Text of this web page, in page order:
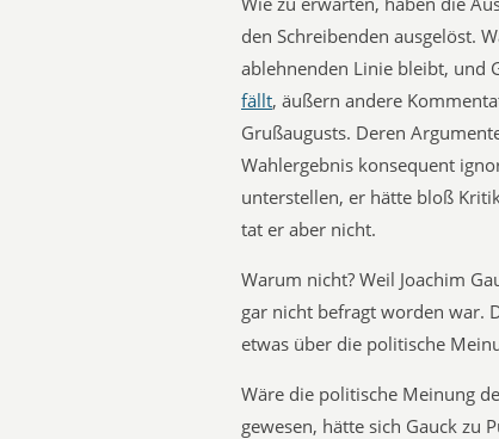
den Schreibenden ausgelöst.
ablehnenden Linie bleibt, und
fällt, äußern andere
Grußaugusts. Deren
Wahlergebnis konsequent
unterstellen, er hätte bloß
tat er aber nicht.
Warum nicht? Weil Joachim
gar nicht befragt worden war.
etwas über die politische
Wäre die politische Meinung
gewesen, hätte sich Gauck zu